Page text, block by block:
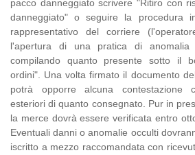
pacco danneggiato scrivere "Ritiro con
danneggiato" o seguire la procedura
rappresentativo del corriere
l'apertura di una pratica di anomalia
compilando quanto presente sotto il
ordini". Una volta firmato il documento
potrà opporre alcuna contestazione
esteriori di quanto consegnato. Pur in
la merce dovrà essere verificata entro
Eventuali danni o anomalie occulti
iscritto a mezzo raccomandata con